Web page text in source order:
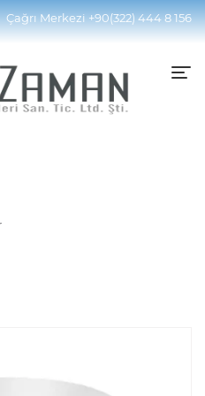
Çağrı Merkezi+90(322) 444 8 156
Olarak Etiketlendi